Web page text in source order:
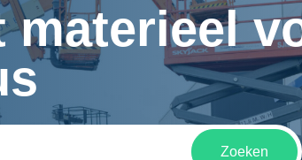
materieel
Zoeken